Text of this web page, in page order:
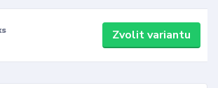
Zvolit variantu